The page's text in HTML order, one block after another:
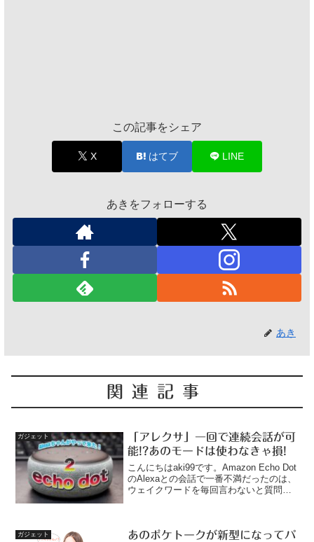
この記事をシェア
X はてブ LINE
あきをフォローする
あき
関連記事
ガジェット
「アレクサ」一回で連続会話が可
能!?あのモードは使わなきゃ損!
こんにちはaki99です。Amazon Echo Dot
のAlexaとの会話で一番不満だったのは、
ウェイクワードを毎回言わないと質問や
ガジェット
あのポケトークが新型になってパ